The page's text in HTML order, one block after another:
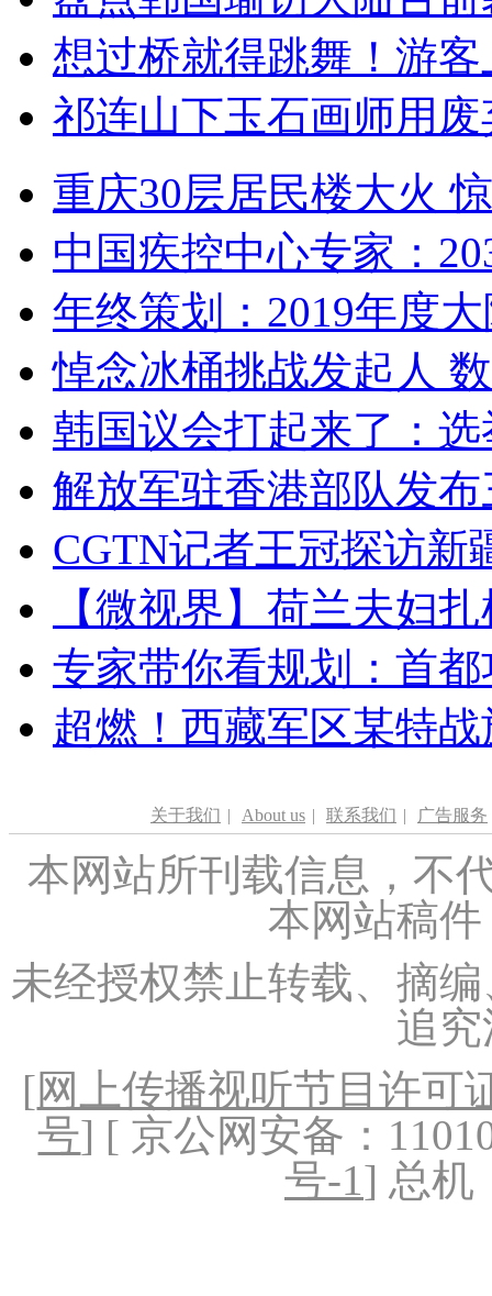
想过桥就得跳舞！游客
祁连山下玉石画师用
重庆30层居民楼大火
中国疾控中心专家：
年终策划：2019年度
悼念冰桶挑战发起人
韩国议会打起来了：
解放军驻香港部队发
CGTN记者王冠探访新
【微视界】荷兰夫妇
专家带你看规划：首
超燃！西藏军区某特
关于我们 | About us | 联系我们 | 广告服务
本网站所刊载信息，不
本网站稿
未经授权禁止转载、摘
追
[网上传播视听节目许可
号] [ 京公网安备：
号-1] 总机